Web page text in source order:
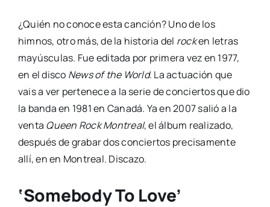
¿Quién no conoce esta canción? Uno de los
himnos, otro más, de la historia del rocken letras
mayúsculas. Fue editada por primera vez en 1977,
en el disco News of the World. La actuación que
vais a ver pertenece a la serie de conciertos que dio
la banda en 1981 en Canadá. Ya en 2007 salió a la
venta Queen Rock Montreal, el álbum realizado,
después de grabar dos conciertos precisamente
allí, en en Montreal. Discazo.
‘Somebody To Love’